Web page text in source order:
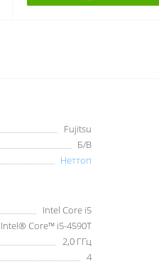
Fujitsu
Б/В
Неттоп
Intel Core i5
Intel® Core™ i5-4590T
2,0 ГГц
4